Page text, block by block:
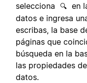
selecciona
🔍 en
datos e ingresa
escribas, la base
páginas que
búsqueda en la
las propiedades
datos.